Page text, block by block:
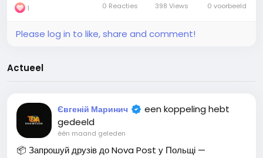
1 0 Reacties 398 Views 0 voorbeeld
Please log in to like, share and comment!
Actueel
Євгеній Маринич
een koppeling hebt
gedeeld
één maand geleden
📦 Запрошуй друзів до Nova Post у Польщі —